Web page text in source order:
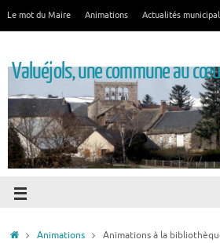
Le mot du Maire Animations Actualités
Valuéjols, une commune au
Animations Animations à la